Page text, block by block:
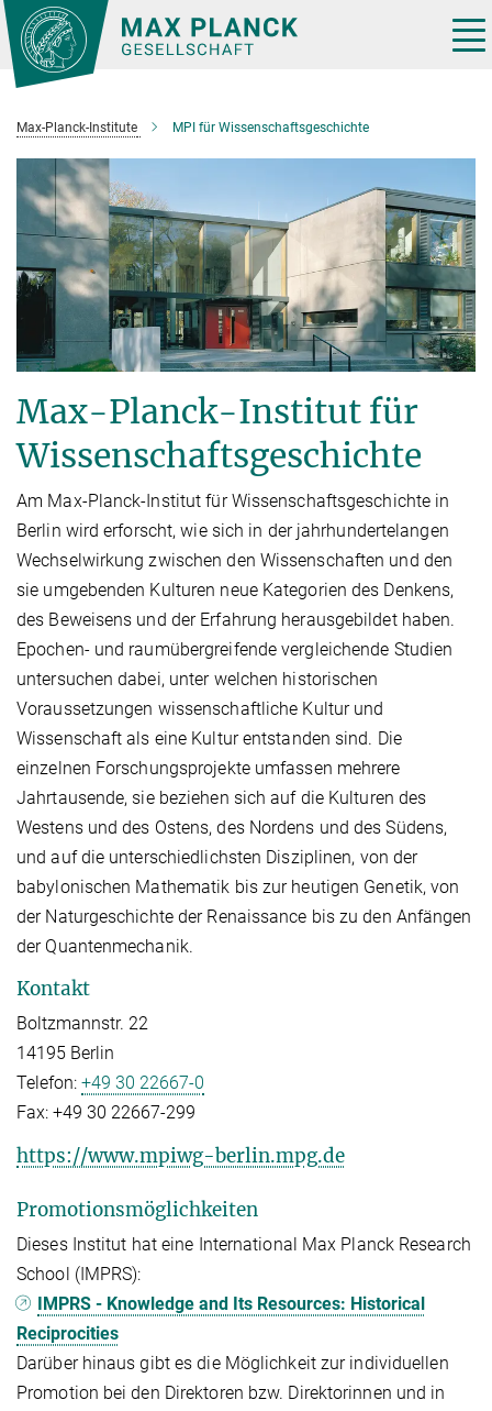
Hauptinhalt
Max-Planck-Institute MPI für Wissenschaftsgeschichte
Max-Planck-Institut für
Wissenschaftsgeschichte
Am Max-Planck-Institut für Wissenschaftsgeschichte in
Berlin wird erforscht, wie sich in der jahrhundertelangen
Wechselwirkung zwischen den Wissenschaften und den
sie umgebenden Kulturen neue Kategorien des Denkens,
des Beweisens und der Erfahrung herausgebildet haben.
Epochen- und raumübergreifende vergleichende Studien
untersuchen dabei, unter welchen historischen
Voraussetzungen wissenschaftliche Kultur und
Wissenschaft als eine Kultur entstanden sind. Die
einzelnen Forschungsprojekte umfassen mehrere
Jahrtausende, sie beziehen sich auf die Kulturen des
Westens und des Ostens, des Nordens und des Südens,
und auf die unterschiedlichsten Disziplinen, von der
babylonischen Mathematik bis zur heutigen Genetik, von
der Naturgeschichte der Renaissance bis zu den Anfängen
der Quantenmechanik.
Kontakt
Boltzmannstr. 22
14195 Berlin
Telefon: +49 30 22667-0
Fax: +49 30 22667-299
https://www.mpiwg-berlin.mpg.de
Promotionsmöglichkeiten
Dieses Institut hat eine International Max Planck Research
School (IMPRS):
IMPRS - Knowledge and Its Resources: Historical
Reciprocities
Darüber hinaus gibt es die Möglichkeit zur individuellen
Promotion bei den Direktoren bzw. Direktorinnen und in